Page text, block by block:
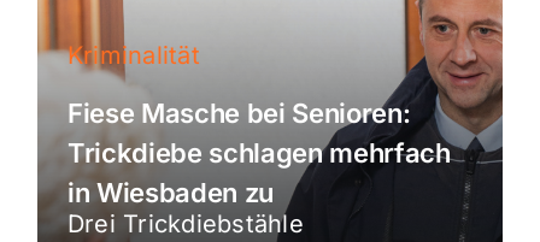
Kriminalität
Fiese Masche bei Senioren:
Trickdiebe schlagen mehrfach
in Wiesbaden zu
Drei Trickdiebstähle